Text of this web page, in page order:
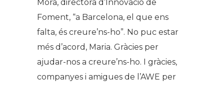
Mora, directora d’Innovació de
Foment, “a Barcelona, el que ens
falta, és creure’ns-ho”. No puc estar
més d’acord, Maria. Gràcies per
ajudar-nos a creure’ns-ho. I gràcies,
companyes i amigues de l’AWE per